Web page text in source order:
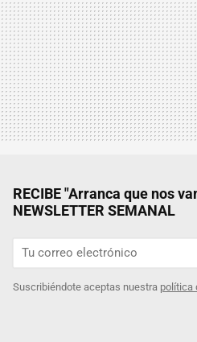
RECIBE "Arranca que nos
NEWSLETTER SEMANAL
Suscribiéndote aceptas nuestra política